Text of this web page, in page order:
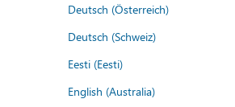
Deutsch (Österreich)
Deutsch (Schweiz)
Eesti (Eesti)
English (Australia)